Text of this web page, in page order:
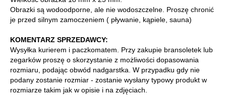
Obrazki są wodoodporne, ale nie wodoszczelne. Proszę chronić
je przed silnym zamoczeniem ( pływanie, kąpiele, sauna)
KOMENTARZ SPRZEDAWCY:
Wysyłka kurierem i paczkomatem. Przy zakupie bransoletek lub
zegarków proszę o skorzystanie z możliwości dopasowania
rozmiaru, podając obwód nadgarstka. W przypadku gdy nie
podany zostanie rozmiar - zostanie wysłany typowy produkt w
rozmiarze takim jak w opisie i na zdjęciach.